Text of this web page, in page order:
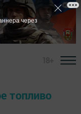
топливо
через